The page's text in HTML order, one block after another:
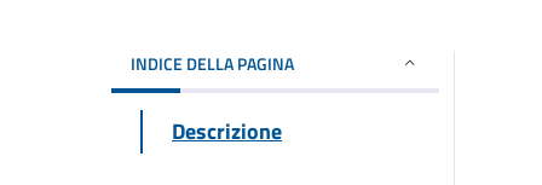
INDICE DELLA PAGINA
Descrizione